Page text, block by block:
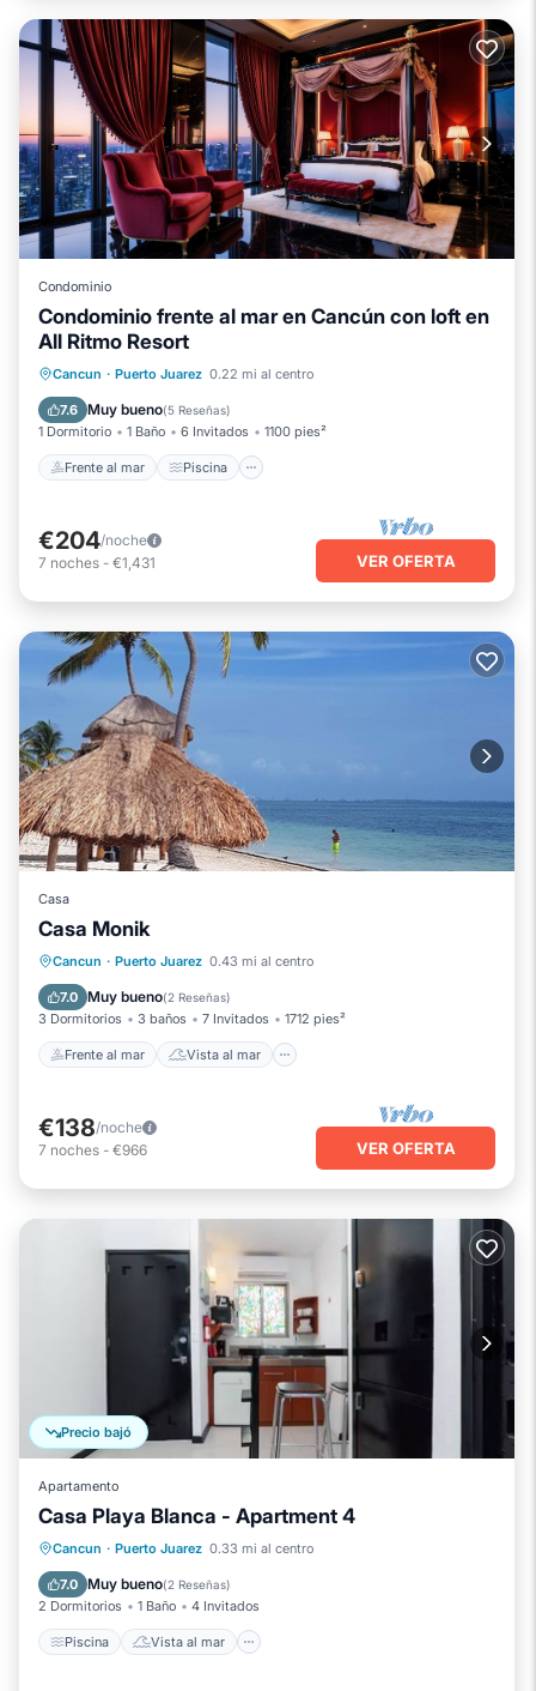
Condominio
Condominio frente al mar en Cancún con loft en
All Ritmo Resort
Cancun · Puerto Juarez 0.22 mi al centro
7.6 Muy bueno(5 Reseñas)
1 Dormitorio 1 Baño 6 Invitados 1100 pies²
Frente al mar Piscina
Frente al mar Piscina
Balcón/Terraza
€204/noche
7 noches - €1,431 VER OFERTA
Casa
Casa Monik
Cancun · Puerto Juarez 0.43 mi al centro
7.0 Muy bueno(2 Reseñas)
3 Dormitorios 3 baños 7 Invitados 1712 pies²
Frente al mar Vista al mar
Frente al mar
Vista al mar
Balcón/Terraza
€138/noche
7 noches - €966 VER OFERTA
Precio bajó
Apartamento
Casa Playa Blanca - Apartment 4
Cancun · Puerto Juarez 0.33 mi al centro
7.0 Muy bueno(2 Reseñas)
2 Dormitorios 1 Baño 4 Invitados
Piscina Vista al mar
Piscina
Vista al mar
Balcón/Terraza